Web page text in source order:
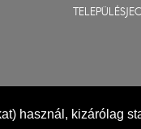
használ, kizárólag